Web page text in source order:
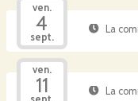
ven.
4
sept.
La
ven.
11 La